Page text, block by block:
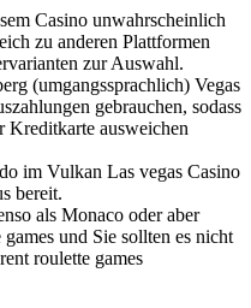
Casino unwahrscheinlich
zu anderen Plattformen
zur Auswahl.
(umgangssprachlich) Vegas
gebrauchen, sodass
Kreditkarte ausweichen
im Vulkan Las vegas Casino
bereit.
als Monaco oder aber
und Sie sollten es nicht
roulette games